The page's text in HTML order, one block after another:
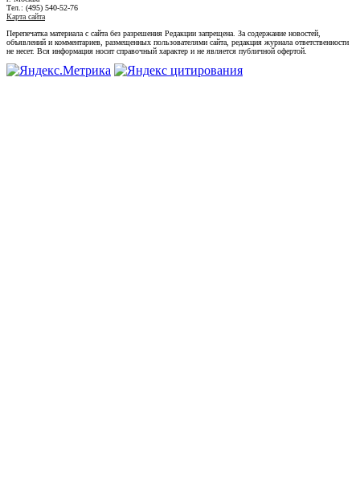
Тел.: (495) 540-52-76
Карта сайта
Перепечатка материала с сайта без разрешения Редакции запрещена. За содержание новостей,
объявлений и комментариев, размещенных пользователями сайта, редакция журнала ответственности
не несет. Вся информация носит справочный характер и не является публичной офертой.